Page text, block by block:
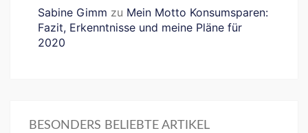
Sabine Gimm zu Mein Motto Konsumsparen:
Fazit, Erkenntnisse und meine Pläne für
2020
BESONDERS BELIEBTE ARTIKEL